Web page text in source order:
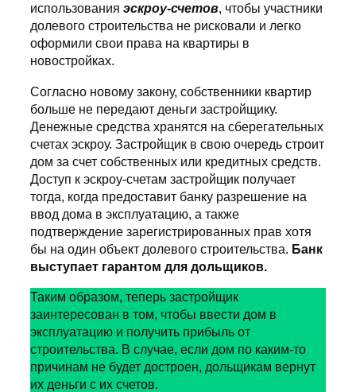
использования эскроу-счетов, чтобы участники
долевого строительства не рисковали и легко
оформили свои права на квартиры в
новостройках.
Согласно новому закону, собственники квартир
больше не передают деньги застройщику.
Денежные средства хранятся на сберегательных
счетах эскроу. Застройщик в свою очередь строит
дом за счет собственных или кредитных средств.
Доступ к эскроу-счетам застройщик получает
тогда, когда предоставит банку разрешение на
ввод дома в эксплуатацию, а также
подтверждение зарегистрированных прав хотя
бы на один объект долевого строительства. Банк
выступает гарантом для дольщиков.
Таким образом, теперь застройщик
заинтересован в том, чтобы ввести дом в
эксплуатацию и получить прибыль от
строительства. В случае, если дом по каким-то
причинам не будет достроен, дольщикам вернут
их деньги с их счетов.